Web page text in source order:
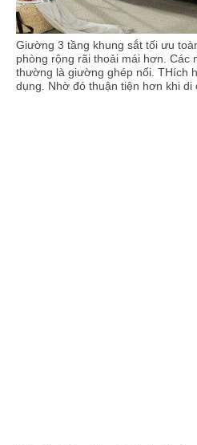
Giường 3 tầng khung sắt tối ưu
phòng rộng rãi thoải mái hơn. Các
thường là giường ghép nối. THích
dụng. Nhờ đó thuận tiện hơn khi di